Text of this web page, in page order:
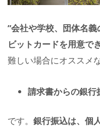
”会社や学校、団体名
ビットカードを用意で
難しい場合にオススメ
請求書からの銀行
です。 銀行振込は、個